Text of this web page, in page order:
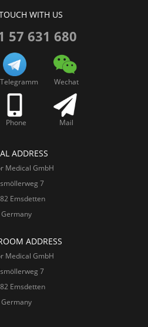
WITH US
57 631 680
Telegramm Wechat
Phone Mail
ADDRESS
Medical GmbH
7
Emsdetten
Germany
ADDRESS
Medical GmbH
7
Emsdetten
Germany